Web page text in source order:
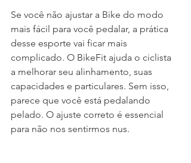
Se você não ajustar a Bike do modo
mais fácil para você pedalar, a prática
desse esporte vai ficar mais
complicado. O BikeFit ajuda o ciclista
a melhorar seu alinhamento, suas
capacidades e particulares. Sem isso,
parece que você está pedalando
pelado. O ajuste correto é essencial
para não nos sentirmos nus.